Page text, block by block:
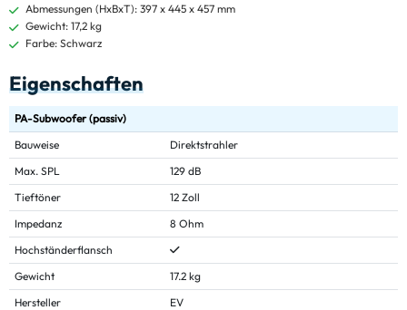
Abmessungen (HxBxT): 397 x 445 x 457 mm
Gewicht: 17,2 kg
Farbe: Schwarz
Eigenschaften
PA-Subwoofer (passiv)
Bauweise
Direktstrahler
Max. SPL
129 dB
Tieftöner
12 Zoll
Impedanz
8 Ohm
Hochständerflansch
Gewicht
17.2 kg
Hersteller
EV